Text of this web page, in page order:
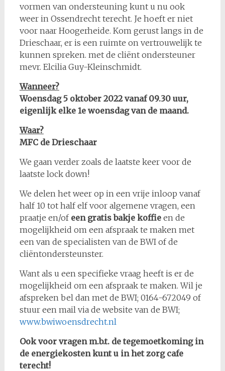
vormen van ondersteuning kunt u nu ook
weer in Ossendrecht terecht. Je hoeft er niet
voor naar Hoogerheide. Kom gerust langs in de
Drieschaar, er is een ruimte on vertrouwelijk te
kunnen spreken. met de cliënt ondersteuner
mevr. Elcilia Guy-Kleinschmidt.
Wanneer?
Woensdag 5 oktober 2022 vanaf 09.30 uur,
eigenlijk elke 1e woensdag van de maand.
Waar?
MFC de Drieschaar
We gaan verder zoals de laatste keer voor de
laatste lock down!
We delen het weer op in een vrije inloop vanaf
half 10 tot half elf voor algemene vragen, een
praatje en/of een gratis bakje koffieen de
mogelijkheid om een afspraak te maken met
een van de specialisten van de BWI of de
cliëntondersteunster.
Want als u een specifieke vraag heeft is er de
mogelijkheid om een afspraak te maken. Wil je
afspreken bel dan met de BWI; 0164-672049 of
stuur een mail via de website van de BWI;
www.bwiwoensdrecht.nl
Ook voor vragen m.b.t. de tegemoetkoming in
de energiekosten kunt u in het zorg cafe
terecht!